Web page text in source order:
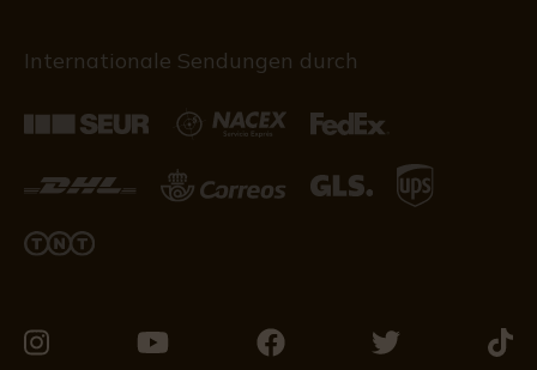
Internationale Sendungen durch